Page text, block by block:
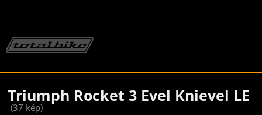
Triumph Rocket 3 Evel Knievel LE
(37 kép)